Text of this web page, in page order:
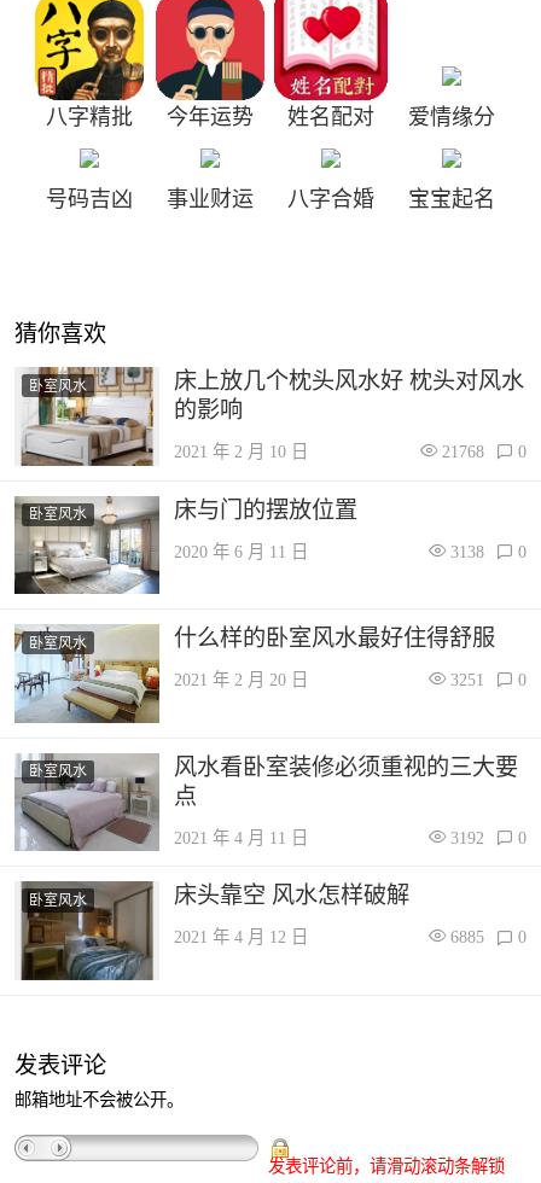
八字精批 今年运势 姓名配对 爱情缘分
号码吉凶 事业财运 八字合婚 宝宝起名
猜你喜欢
卧室风水
床上放几个枕头风水好 枕头对风水
的影响
2021 年 2 月 10 日 21768 0
卧室风水 床与门的摆放位置
2020 年 6 月 11 日 3138 0
卧室风水 什么样的卧室风水最好住得舒服
2021 年 2 月 20 日 3251 0
卧室风水
风水看卧室装修必须重视的三大要
点
2021 年 4 月 11 日 3192 0
卧室风水 床头靠空 风水怎样破解
2021 年 4 月 12 日 6885 0
发表评论
邮箱地址不会被公开。
发表评论前，请滑动滚动条解锁